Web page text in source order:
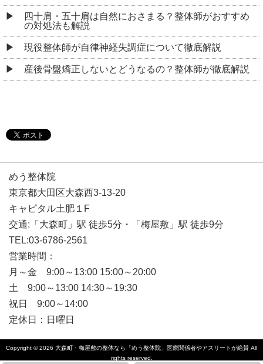
四十肩・五十肩は自然におさまる？整体師がおすすめ
の対処法も解説
現役整体師が自律神経失調症について徹底解説
産後骨盤矯正しないとどうなるの？整体師が徹底解説
めう整体院
東京都大田区大森西3-13-20
キャピタル土肥１F
交通:「大森町」駅 徒歩5分・「梅屋敷」駅 徒歩9分
TEL:03-6786-2561
営業時間：
月～金 9:00～13:00 15:00～20:00
土 9:00～13:00 14:30～19:30
祝日 9:00～14:00
定休日：日曜日
Copyright © 2026 大森町・梅屋敷の整体なら「めう整体院」医療関係者やアスリートが絶賛 All
rights reserved.